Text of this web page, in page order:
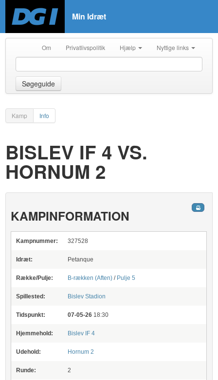
Min Idræt
Om Privatlivspolitik Hjælp Nyttige links
Søgeguide
Kamp Info
BISLEV IF 4 VS.
HORNUM 2
KAMPINFORMATION
Kampnummer: 327528
Idræt: Petanque
Række/Pulje: B-rækken (Aften) / Pulje 5
Spillested: Bislev Stadion
Tidspunkt: 07-05-26 18:30
Hjemmehold: Bislev IF 4
Udehold: Hornum 2
Runde: 2